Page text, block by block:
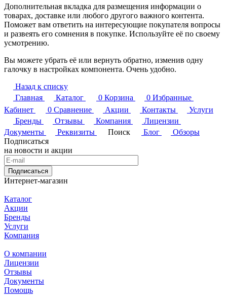
Дополнительная вкладка для размещения информации о
товарах, доставке или любого другого важного контента.
Поможет вам ответить на интересующие покупателя вопросы
и развеять его сомнения в покупке. Используйте её по своему
усмотрению.
Вы можете убрать её или вернуть обратно, изменив одну
галочку в настройках компонента. Очень удобно.
Назад к списку
Главная
Каталог 0 Корзина 0 Избранные
Кабинет
0 Сравнение Акции Контакты
Услуги
Бренды
Отзывы Компания
Лицензии
Документы
Реквизиты Поиск Блог
Обзоры
Подписаться
на новости и акции
Подписаться
Интернет-магазин
Каталог
Акции
Бренды
Услуги
Компания
О компании
Лицензии
Отзывы
Документы
Помощь